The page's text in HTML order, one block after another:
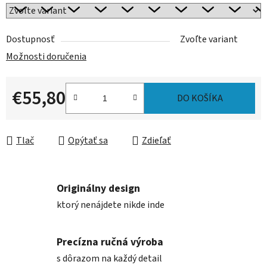
Dostupnosť
Zvoľte variant
Možnosti doručenia
€55,80
Jednotková cena:
DO KOŠÍKA
Tlač Opýtať sa Zdieľať
Originálny design
ktorý nenájdete nikde inde
Precízna ručná výroba
s dôrazom na každý detail